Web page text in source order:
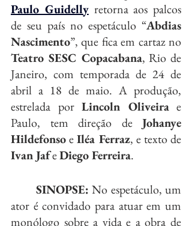
Paulo Guidelly retorna aos palcos
de seu país no espetáculo “Abdias
Nascimento
Teatro SESC Copacabana, Rio de
Janeiro, com temporada de 24 de
abril a 18 de maio. A produção,
estrelada por Lincoln Oliveira e
Paulo, tem direção de Johanye
Hildefonso e Iléa Ferraz
Ivan Jaf e Diego Ferreira.
	SINOPSE:
No espetáculo, um
ator é convidado para atuar em um
monólogo sobre a vida e a obra de